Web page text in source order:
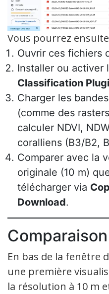
Vous pourrez
Ouvrir ces fichiers
Installer ou activer
Classification
Charger les
(comme des
calculer NDVI,
coralliens (B3/B2,
Comparer avec la
originale (10 m)
télécharger via
Download.
En bas de la fenêtre
une première
la résolution à 10 m